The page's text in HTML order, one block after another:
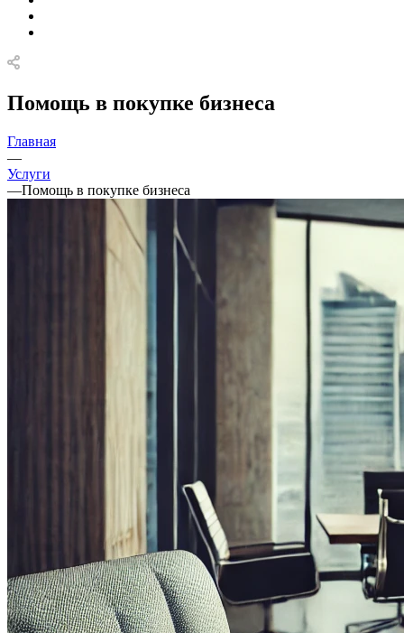
Помощь в покупке бизнеса
Главная
—
Услуги
—Помощь в покупке бизнеса